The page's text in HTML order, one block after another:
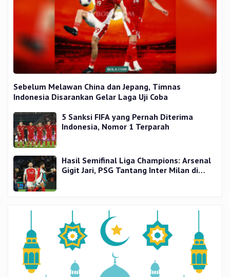
Sebelum Melawan China dan Jepang, Timnas
Indonesia Disarankan Gelar Laga Uji Coba
5 Sanksi FIFA yang Pernah Diterima
Indonesia, Nomor 1 Terparah
Hasil Semifinal Liga Champions: Arsenal
Gigit Jari, PSG Tantang Inter Milan di